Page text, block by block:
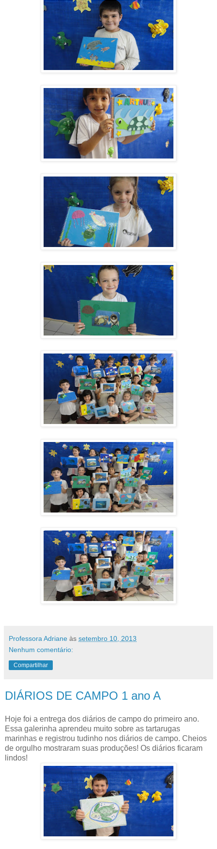
Professora Adriane às setembro 10, 2013
Nenhum comentário:
Compartilhar
DIÁRIOS DE CAMPO 1 ano A
Hoje foi a entrega dos diários de campo do primeiro ano.
Essa galerinha aprendeu muito sobre as tartarugas
marinhas e registrou tudinho nos diários de campo. Cheios
de orgulho mostraram suas produções! Os diários ficaram
lindos!